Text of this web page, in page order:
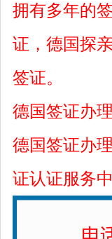
拥有多年的
证，德国探
签证。
德国签证办
德国签证办
证认证服务